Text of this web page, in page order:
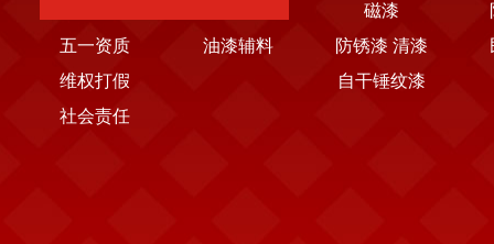
五一资质
维权打假
社会责任
油漆辅料
磁漆
防锈漆 清漆
自干锤纹漆